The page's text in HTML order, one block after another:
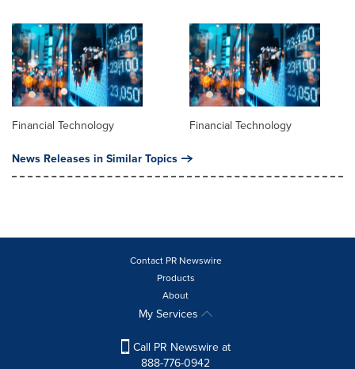
Financial Technology Financial Technology
News Releases in Similar Topics
Contact PR Newswire
Products
About
My Services
Call PR Newswire at
888-776-0942